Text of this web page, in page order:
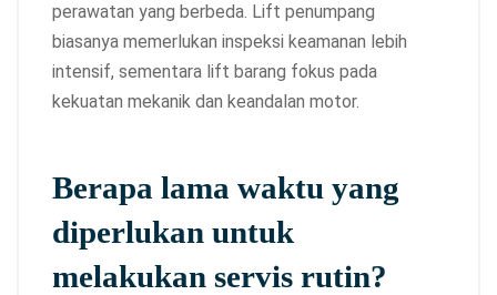
perawatan yang berbeda. Lift penumpang
biasanya memerlukan inspeksi keamanan lebih
intensif, sementara lift barang fokus pada
kekuatan mekanik dan keandalan motor.
Berapa lama waktu yang
diperlukan untuk
melakukan servis rutin?